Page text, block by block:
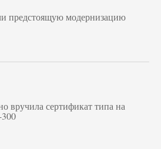
предстоящую модернизацию
вручила сертификат типа на